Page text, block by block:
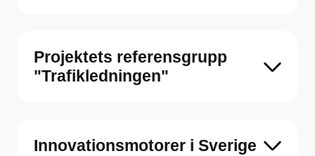
Projektets referensgrupp
"Trafikledningen"
Innovationsmotorer i Sverige